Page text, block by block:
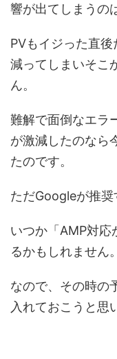
響が出てしまうの
PVもイジった直
減ってしまいそこ
ん。
難解で面倒なエラ
が激減したのなら
たのです。
ただGoogleが推奨
いつか「AMP対応
るかもしれません。
なので、その時の
入れておこうと思